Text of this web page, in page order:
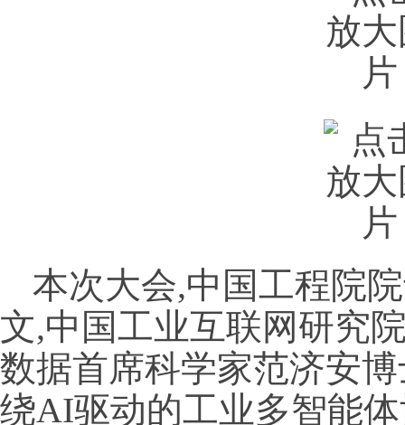
本次大会,中国工程院
文,中国工业互联网研究
数据首席科学家范济安
绕AI驱动的工业多智能